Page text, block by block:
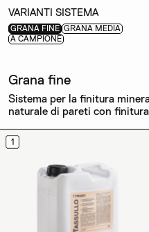
VARIANTI SISTEMA
GRANA FINE GRANA MEDIA
A CAMPIONE
Grana fine
Sistema per la finitura
naturale di pareti con
1